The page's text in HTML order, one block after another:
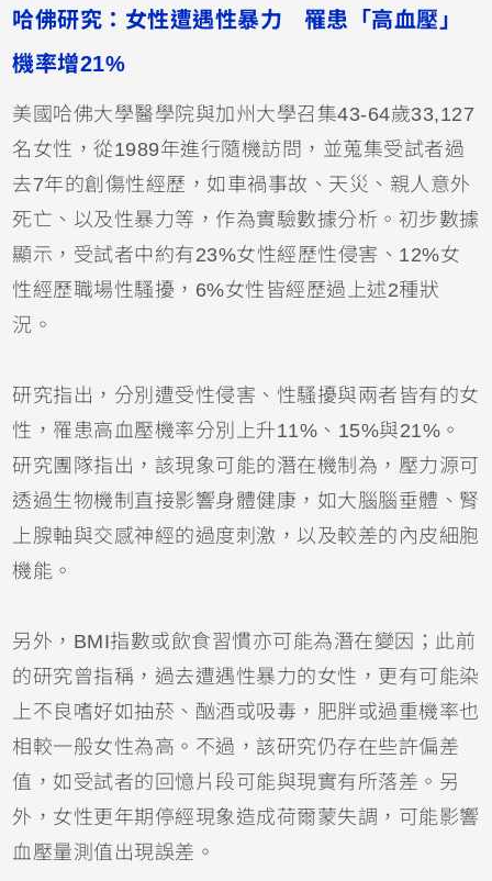
哈佛研究：女性遭遇性暴力 罹患「高血壓」
機率增21%
美國哈佛大學醫學院與加州大學召集43-64歲33,127
名女性，從1989年進行隨機訪問，並蒐集受試者過
去7年的創傷性經歷，如車禍事故、天災、親人意外
死亡、以及性暴力等，作為實驗數據分析。初步數據
顯示，受試者中約有23%女性經歷性侵害、12%女
性經歷職場性騷擾，6%女性皆經歷過上述2種狀
況。
研究指出，分別遭受性侵害、性騷擾與兩者皆有的女
性，罹患高血壓機率分別上升11%、15%與21%。
研究團隊指出，該現象可能的潛在機制為，壓力源可
透過生物機制直接影響身體健康，如大腦腦垂體、腎
上腺軸與交感神經的過度刺激，以及較差的內皮細胞
機能。
另外，BMI指數或飲食習慣亦可能為潛在變因；此前
的研究曾指稱，過去遭遇性暴力的女性，更有可能染
上不良嗜好如抽菸、酗酒或吸毒，肥胖或過重機率也
相較一般女性為高。不過，該研究仍存在些許偏差
值，如受試者的回憶片段可能與現實有所落差。另
外，女性更年期停經現象造成荷爾蒙失調，可能影響
血壓量測值出現誤差。